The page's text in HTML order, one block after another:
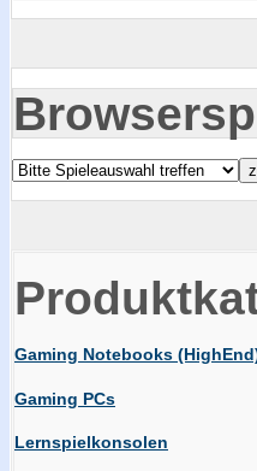
Gaming Notebooks
Gaming PCs
Lernspielkonsolen